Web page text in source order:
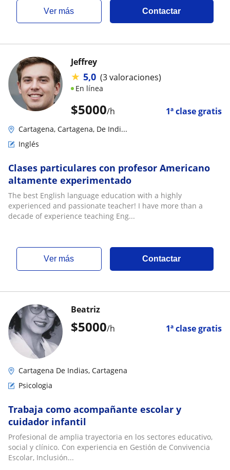
ver más Contactar
$5000/h 1ª clase gratis
Jeffrey
★ 5,0 (3 valoraciones)
En línea
Cartagena, Cartagena, De Indi...
Inglés
Clases particulares con profesor Americano
altamente experimentado
The best English language education with a highly
experienced and passionate teacher! I have more than a
decade of experience teaching Eng...
ver más Contactar
$5000/h 1ª clase gratis
Beatriz
Cartagena De Indias, Cartagena
Psicologia
Trabaja como acompañante escolar y
cuidador infantil
Profesional de amplia trayectoria en los sectores educativo,
social y clínico. Con experiencia en Gestión de Convivencia
Escolar, Inclusión...